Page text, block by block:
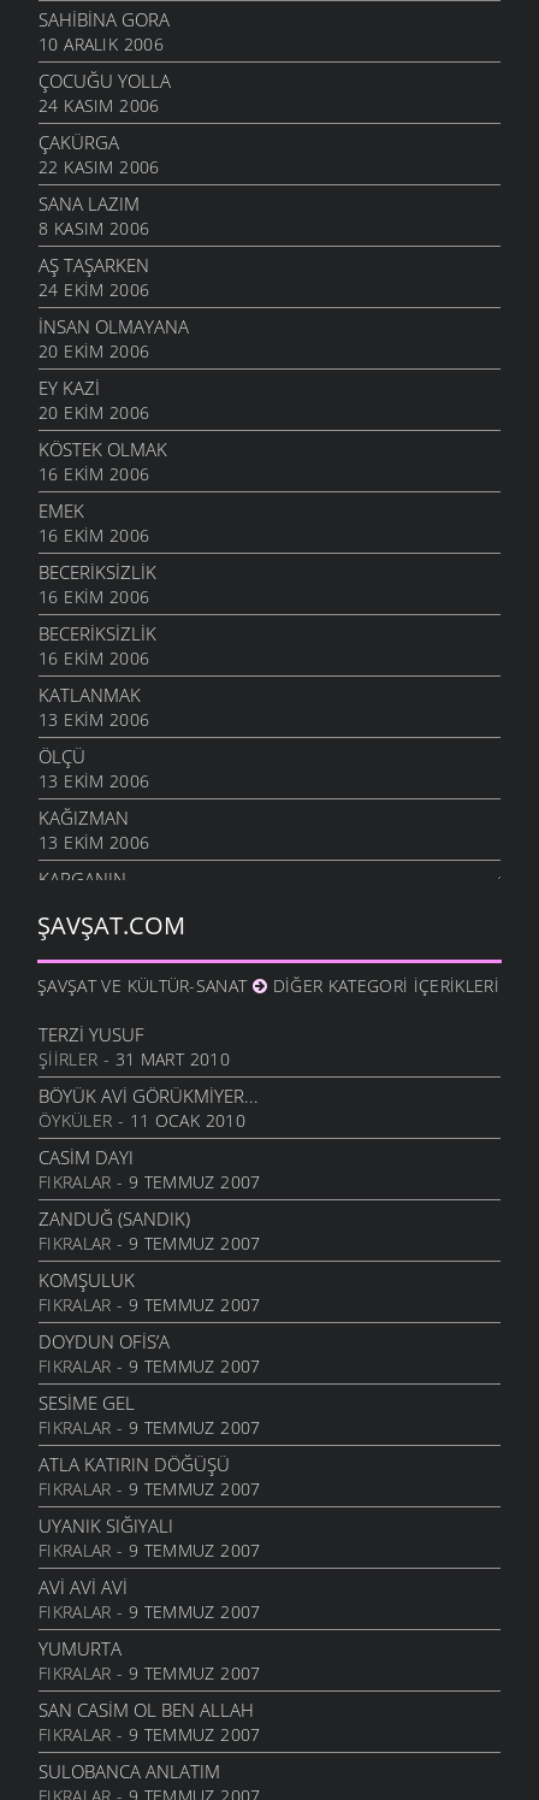
SAHIBINA GORA
10 ARALIK 2006
ÇOCUĞU YOLLA
24 KASIM 2006
ÇAKÜRGA
22 KASIM 2006
SANA LAZIM
8 KASIM 2006
AŞ TAŞARKEN
24 EKIM 2006
İNSAN OLMAYANA
20 EKIM 2006
EY KAZI
20 EKIM 2006
KÖSTEK OLMAK
16 EKIM 2006
EMEK
16 EKIM 2006
BECERIKSIZLIK
16 EKIM 2006
BECERIKSIZLIK
16 EKIM 2006
KATLANMAK
13 EKIM 2006
ÖLÇÜ
13 EKIM 2006
KAĞIZMAN
13 EKIM 2006
KARGANIN
SIÇANDAN DOĞAN
7 EKIM 2006
URUSUN BEŞ KAPIKI
7 EKIM 2006
HARMANA GIREN
7 EKIM 2006
OTARDIĞIM DANA
7 EKIM 2006
HEM HIZAN
6 EKIM 2006
SIZDE
13 EYLÜL 2006
KIZ
12 EYLÜL 2006
KAÇKÇA
25 AĞUSTOS 2006
QAYIŞA SOR
25 AĞUSTOS 2006
BINAN XAM ZANMIŞ
25 AĞUSTOS 2006
KIMIN
25 AĞUSTOS 2006
İBDIN ETMA
25 AĞUSTOS 2006
GOTUNA BAHMIYER
25 AĞUSTOS 2006
SIYASILERE ITHAF
22 AĞUSTOS 2006
ŞAVŞAT.COM
ŞAVŞAT VE KÜLTÜR-SANAT DIĞER KATEGORI İÇERIKLERI
TERZI YUSUF
ŞIIRLER - 31 MART 2010
BÖYÜK AVI GÖRÜKMIYER...
ÖYKÜLER - 11 OCAK 2010
CASIM DAYI
FIKRALAR - 9 TEMMUZ 2007
ZANDUĞ (SANDIK)
FIKRALAR - 9 TEMMUZ 2007
KOMŞULUK
FIKRALAR - 9 TEMMUZ 2007
DOYDUN OFIS’A
FIKRALAR - 9 TEMMUZ 2007
SESIME GEL
FIKRALAR - 9 TEMMUZ 2007
ATLA KATIRIN DÖĞÜŞÜ
FIKRALAR - 9 TEMMUZ 2007
UYANIK SIĞIYALI
FIKRALAR - 9 TEMMUZ 2007
AVI AVI AVI
FIKRALAR - 9 TEMMUZ 2007
YUMURTA
FIKRALAR - 9 TEMMUZ 2007
SAN CASIM OL BEN ALLAH
FIKRALAR - 9 TEMMUZ 2007
SULOBANCA ANLATIM